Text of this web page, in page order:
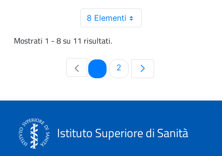
8 Elementi
Mostrati 1 - 8 su 11 risultati.
PaginaPagina
2
Istituto Superiore di Sanità